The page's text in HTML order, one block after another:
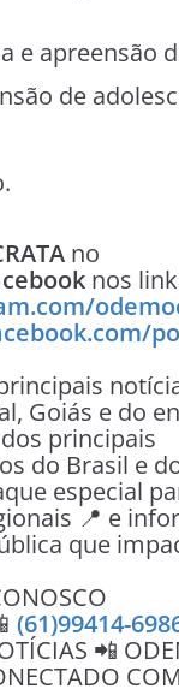
e apreensão
de
no
nos
Goiás e do
principais
do Brasil e
especial
📍 e
que
(61)99414-
📲